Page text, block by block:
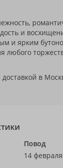
и
и ярким
любого
в
Повод
14